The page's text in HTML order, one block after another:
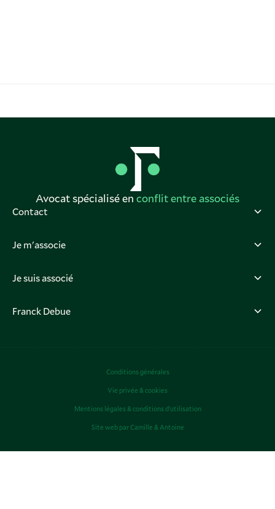
Avocat spécialisé en conflit entre associés
Contact
Je m'associe
Je suis associé
Franck Debue
Conditions générales
Vie privée & cookies
Mentions légales & conditions d’utilisation
Site web parCamille &Antoine